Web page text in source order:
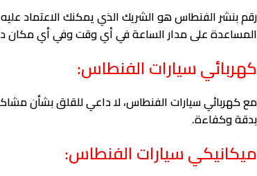
رقم بنشر الفنطاس هو الشريك الذي يمكنك الاعتماد
المساعدة على مدار الساعة في أي وقت وفي أي مكان
كهربائي سيارات الفنطاس:
مع كهربائي سيارات الفنطاس، لا داعي للقلق بشأن
بدقة وكفاءة.
ميكانيكي سيارات الفنطاس: